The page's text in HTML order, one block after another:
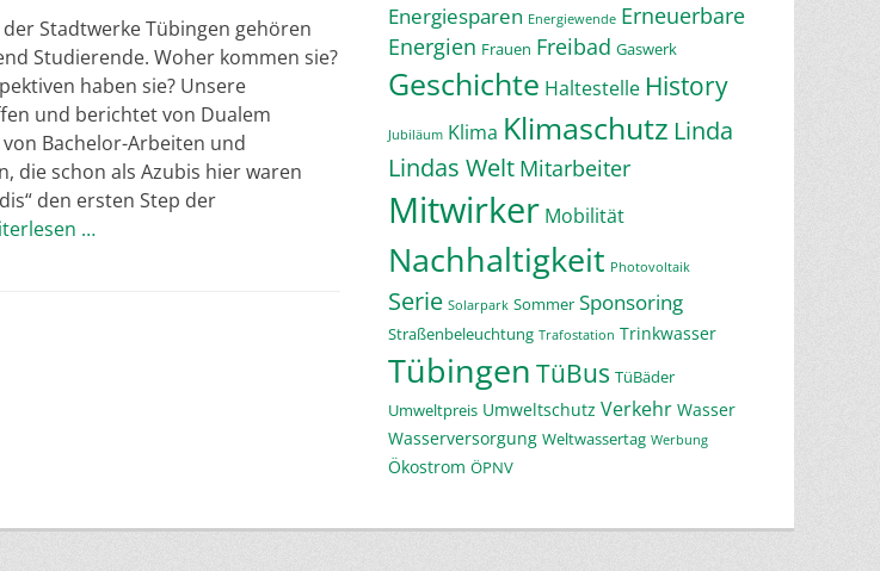
Stadtwerke Tübingen gehören
Studierende. Woher kommen sie?
haben sie? Unsere
und berichtet von Dualem
Bachelor-Arbeiten und
die schon als Azubis hier waren
den ersten Step der
…
Energiesparen Energiewende Erneuerbare
Energien Frauen Freibad Gaswerk
Geschichte Haltestelle History
Jubiläum Klima Klimaschutz Linda
Lindas Welt Mitarbeiter
Mitwirker Mobilität
Nachhaltigkeit Photovoltaik
Serie Solarpark Sommer Sponsoring
Straßenbeleuchtung Trafostation Trinkwasser
Tübingen TüBus TüBäder
Umweltpreis Umweltschutz Verkehr Wasser
Wasserversorgung Weltwassertag Werbung
Ökostrom ÖPNV